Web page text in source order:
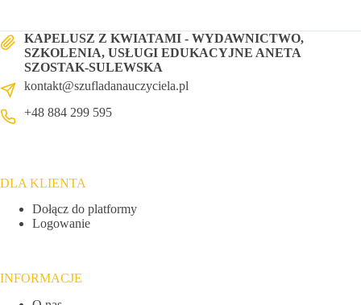
KAPELUSZ Z KWIATAMI - WYDAWNICTWO,
SZKOLENIA, USŁUGI EDUKACYJNE ANETA
SZOSTAK-SULEWSKA
kontakt@szufladanauczyciela.pl
+48 884 299 595
DLA KLIENTA
Dołącz do platformy
Logowanie
INFORMACJE